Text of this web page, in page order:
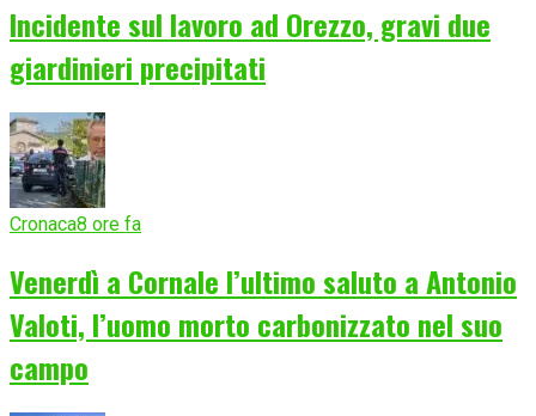
Incidente sul lavoro ad Orezzo, gravi due
giardinieri precipitati
Cronaca8 ore fa
Venerdì a Cornale l’ultimo saluto a Antonio
Valoti, l’uomo morto carbonizzato nel suo
campo